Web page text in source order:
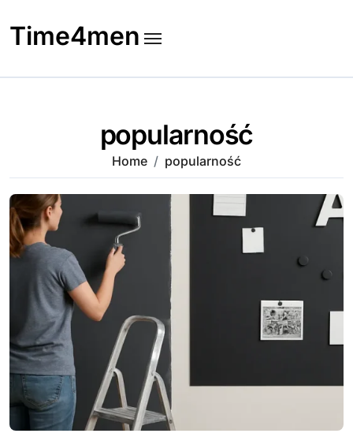
to
content
Time4men
popularność
Home popularność